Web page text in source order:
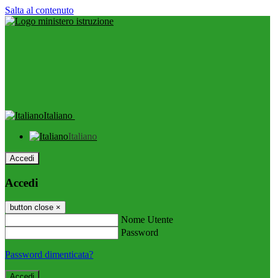
Salta al contenuto
Italiano
Italiano
Accedi
Accedi
button close ×
Nome Utente
Password
Password dimenticata?